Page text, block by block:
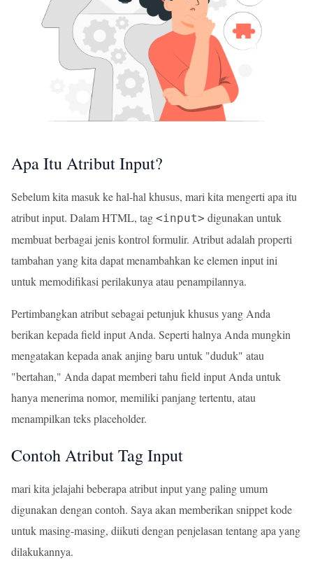
Apa Itu Atribut Input?
Sebelum kita masuk ke hal-hal khusus, mari kita mengerti apa itu
atribut input. Dalam HTML, tag <input> digunakan untuk
membuat berbagai jenis kontrol formulir. Atribut adalah properti
tambahan yang kita dapat menambahkan ke elemen input ini
untuk memodifikasi perilakunya atau penampilannya.
Pertimbangkan atribut sebagai petunjuk khusus yang Anda
berikan kepada field input Anda. Seperti halnya Anda mungkin
mengatakan kepada anak anjing baru untuk "duduk" atau
"bertahan," Anda dapat memberi tahu field input Anda untuk
hanya menerima nomor, memiliki panjang tertentu, atau
menampilkan teks placeholder.
Contoh Atribut Tag Input
mari kita jelajahi beberapa atribut input yang paling umum
digunakan dengan contoh. Saya akan memberikan snippet kode
untuk masing-masing, diikuti dengan penjelasan tentang apa yang
dilakukannya.